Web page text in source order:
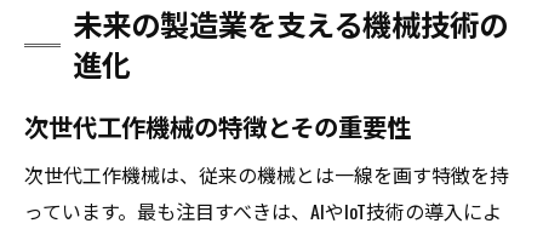
機械技術進化の歴史と未来展望
AIとIoTが変える工作機械の新たな可能性
AI導入による製造プロセスの変革
IoT技術がもたらす工作機械のスマート化
リアルタイムデータ解析が可能にする革新
未来の製造業を支える機械技術の
進化
次世代工作機械の特徴とその重要性
次世代工作機械は、従来の機械とは一線を画す特徴を持
っています。最も注目すべきは、AIやIoT技術の導入によ